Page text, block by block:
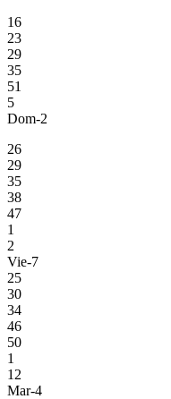
16
23
29
35
51
5
Dom-2
26
29
35
38
47
1
2
Vie-7
25
30
34
46
50
1
12
Mar-4